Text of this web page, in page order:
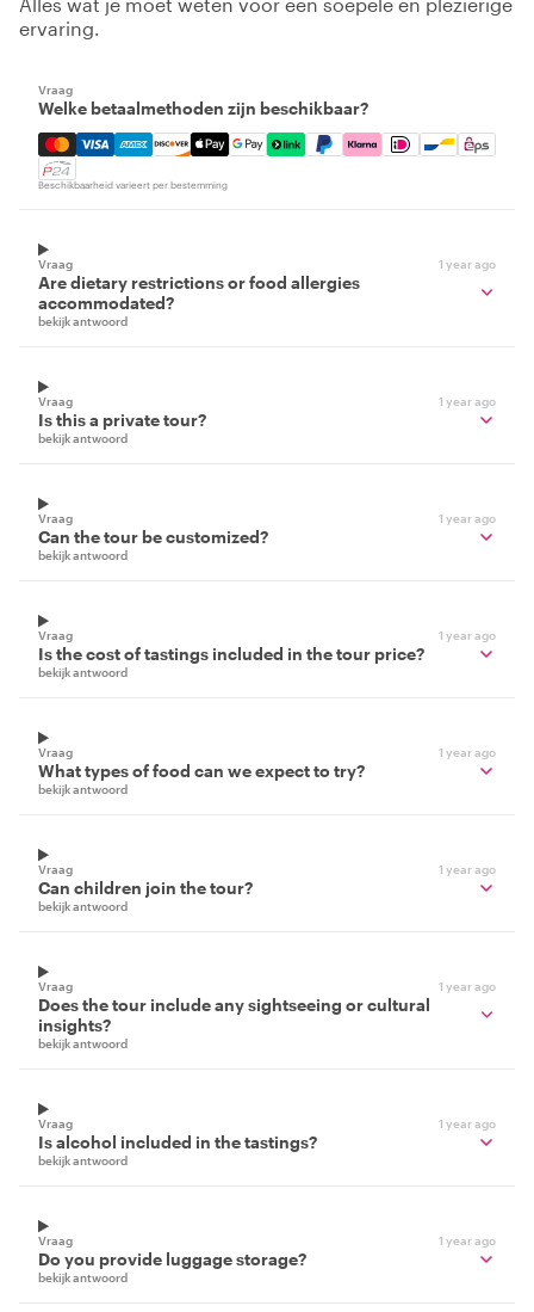
Alles wat je moet weten voor een soepele en plezierige
ervaring.
Vraag
Welke betaalmethoden zijn beschikbaar?
Mastercard, Visa, Amex, Discover, Apple Pay, Google
Beschikbaarheid varieert per bestemming
Vraag 1 year ago
Are dietary restrictions or food allergies
accommodated?
bekijk antwoord
Vraag 1 year ago
Is this a private tour?
bekijk antwoord
Vraag 1 year ago
Can the tour be customized?
bekijk antwoord
Vraag 1 year ago
Is the cost of tastings included in the tour price?
bekijk antwoord
Vraag 1 year ago
What types of food can we expect to try?
bekijk antwoord
Vraag 1 year ago
Can children join the tour?
bekijk antwoord
Vraag 1 year ago
Does the tour include any sightseeing or cultural
insights?
bekijk antwoord
Vraag 1 year ago
Is alcohol included in the tastings?
bekijk antwoord
Vraag 1 year ago
Do you provide luggage storage?
bekijk antwoord